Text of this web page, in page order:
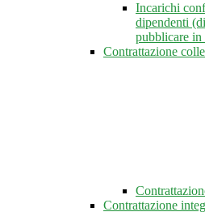
Incarichi
dipendenti
pubblicare in
Contrattazione
Contrattazione